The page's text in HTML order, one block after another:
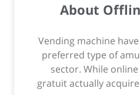
About
Vending machine
preferred type of
sector. While
gratuit actually